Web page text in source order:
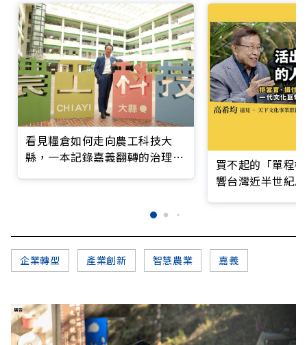
看見糧倉如何走向農工科技大
縣，一本記錄嘉義翻轉的治理實
買不起的「單程
響台灣近半世紀
企業轉型 產業創新 智慧農業 嘉義